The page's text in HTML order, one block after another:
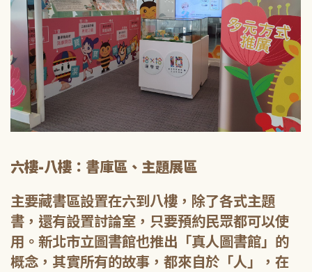
六樓-八樓：書庫區、主題展區
主要藏書區設置在六到八樓，除了各式主題
書，還有設置討論室，只要預約民眾都可以使
用。新北市立圖書館也推出「真人圖書館」的
概念，其實所有的故事，都來自於「人」，在